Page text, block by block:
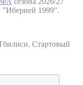
1999".
Стартовый